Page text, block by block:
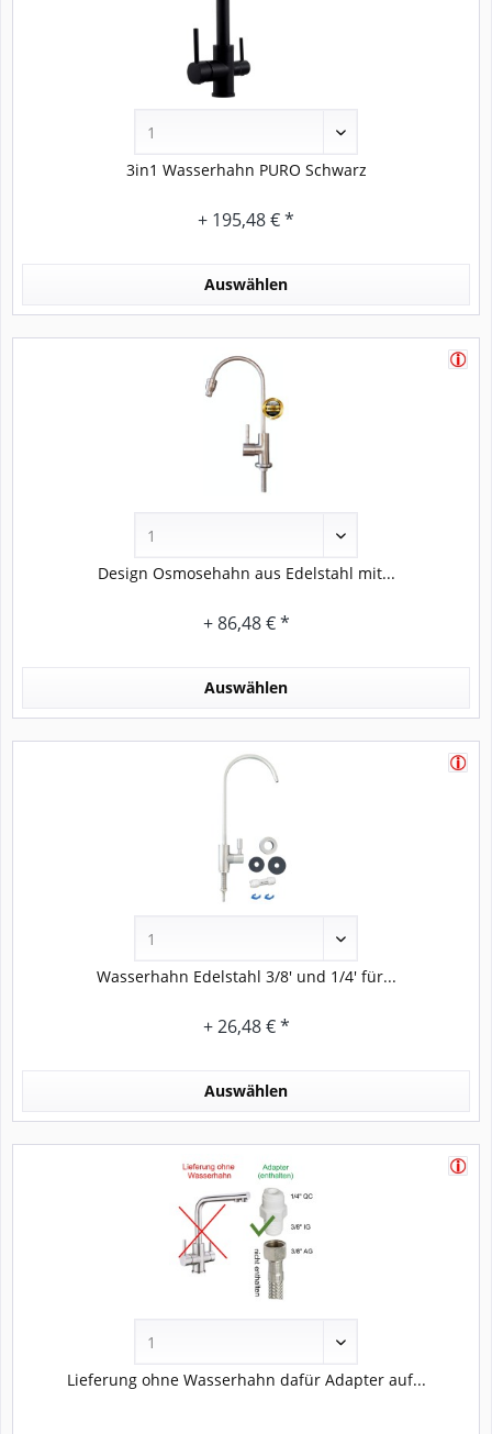
3in1 Wasserhahn PURO Schwarz
+ 195,48 € *
Auswählen
Design Osmosehahn aus Edelstahl mit...
+ 86,48 € *
Auswählen
Wasserhahn Edelstahl 3/8' und 1/4' für...
+ 26,48 € *
Auswählen
Lieferung ohne Wasserhahn dafür Adapter auf...